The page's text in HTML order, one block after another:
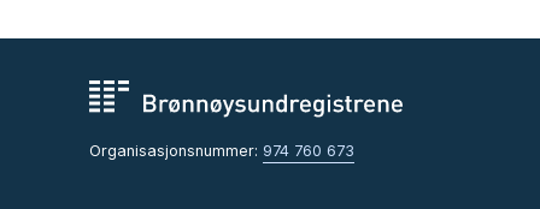
Organisasjonsnummer: 974 760 673